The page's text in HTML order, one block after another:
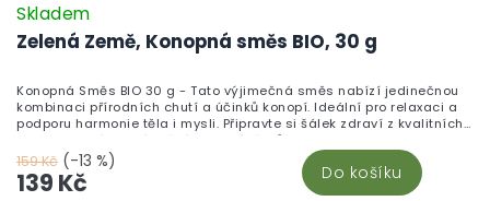
Zelená Země, Konopná směs BIO, 30 g
Skladem
159 Kč (-13 %)
139 Kč Do košíku
Konopná Směs BIO 30 g - Tato výjimečná směs nabízí jedinečnou
kombinaci přírodních chutí a účinků konopí. Ideální pro relaxaci a
podporu harmonie těla i mysli. Připravte si šálek zdraví z kvalitních
surovin, který ocení každý milovník čajů.